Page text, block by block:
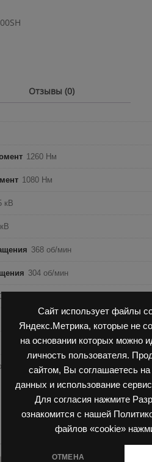
Сайт использует файлы
Яндекс.Метрика, которые не
на основании которых можно
личность пользователя.
сайтом, Вы соглашаетесь на
данных и использование
Для согласия нажмите
ознакомится с нашей
файлов «cookie»
ОТМЕНА
Отзывы (0)
1260 Нм
1080 Нм
кВ
368 об/мин
304 об/мин
бар
размер, Шлицевой вал 1.5 дюйма